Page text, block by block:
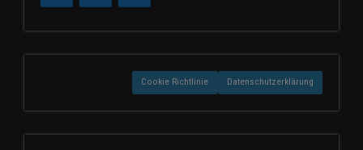
Cookie Richtlinie Datenschutzerklärung